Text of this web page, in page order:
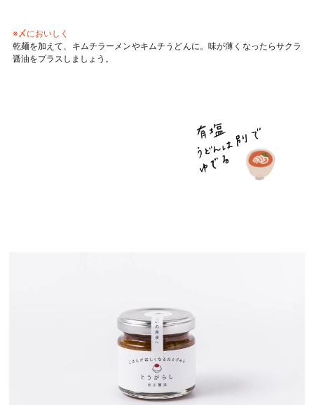
※〆においしく
乾麺を加えて、キムチラーメンやキムチうどんに。味が薄くなったらサクラ
醤油をプラスしましょう。